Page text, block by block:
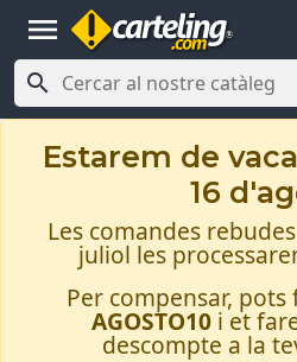
menu

Estarem de
16
Les comandes
juliol les
Per compensar,
AGOSTO10 i et
descompte a la